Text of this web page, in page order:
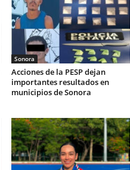
Sonora
Acciones de la PESP dejan
importantes resultados en
municipios de Sonora